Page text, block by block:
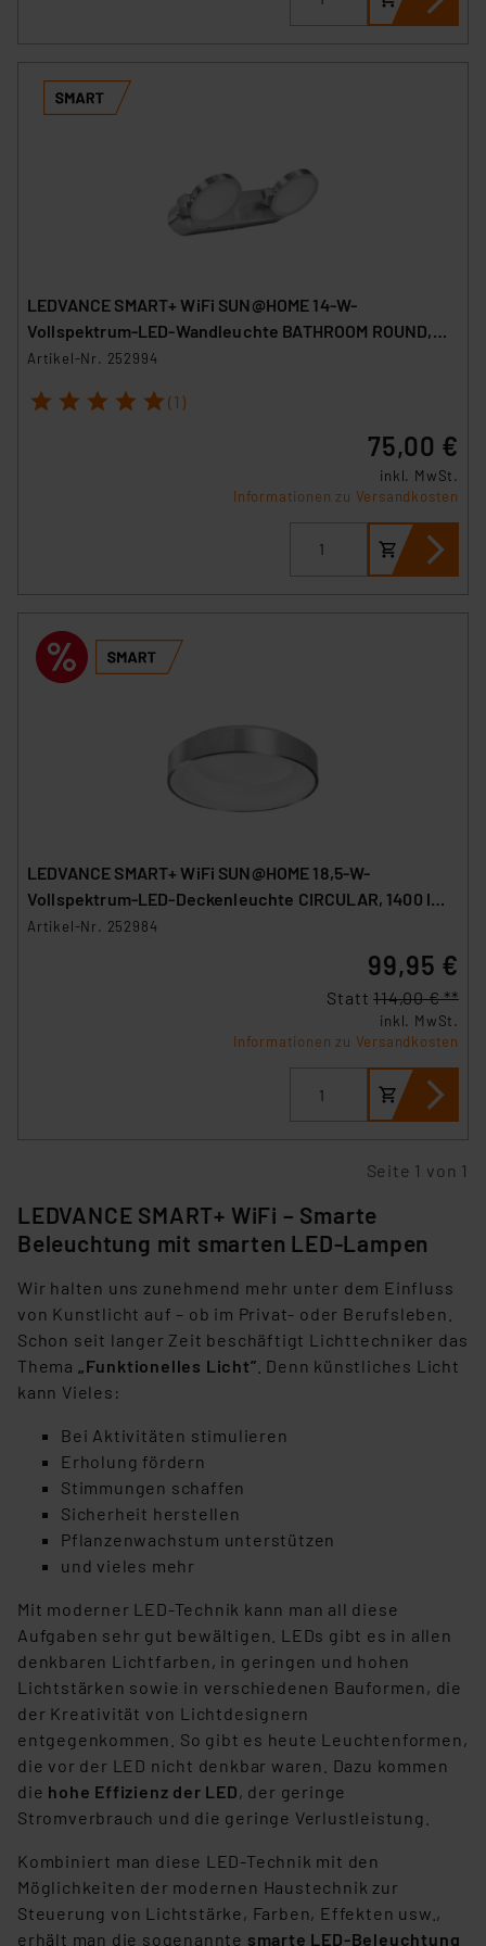
LEDVANCE SMART+ WiFi SUN@HOME 14-W-
Vollspektrum-LED-Wandleuchte BATHROOM ROUND,
460 lm, 95 Ra, IP44
Artikel-Nr. 252994
1 2 3 4 5 (1)
75,00 €
inkl. MwSt.
Informationen zu Versandkosten
LEDVANCE SMART+ WiFi SUN@HOME 18,5-W-
Vollspektrum-LED-Deckenleuchte CIRCULAR, 1400 lm,
95 Ra, silber
Artikel-Nr. 252984
99,95 €
Statt114,00 € **
inkl. MwSt.
Informationen zu Versandkosten
Seite 1 von 1
LEDVANCE SMART+ WiFi – Smarte
Beleuchtung mit smarten LED-Lampen
Wir halten uns zunehmend mehr unter dem Einfluss
von Kunstlicht auf – ob im Privat- oder Berufsleben.
Schon seit langer Zeit beschäftigt Lichttechniker das
Thema „Funktionelles Licht” . Denn künstliches Licht
kann Vieles:
Bei Aktivitäten stimulieren
Erholung fördern
Stimmungen schaffen
Sicherheit herstellen
Pflanzenwachstum unterstützen
und vieles mehr
Mit moderner LED-Technik kann man all diese
Aufgaben sehr gut bewältigen. LEDs gibt es in allen
denkbaren Lichtfarben, in geringen und hohen
Lichtstärken sowie in verschiedenen Bauformen, die
der Kreativität von Lichtdesignern
entgegenkommen. So gibt es heute Leuchtenformen,
die vor der LED nicht denkbar waren. Dazu kommen
die hohe Effizienz der LED, der geringe
Stromverbrauch und die geringe Verlustleistung.
Kombiniert man diese LED-Technik mit den
Möglichkeiten der modernen Haustechnik zur
Steuerung von Lichtstärke, Farben, Effekten usw.,
erhält man die sogenannte smarte LED-Beleuchtung